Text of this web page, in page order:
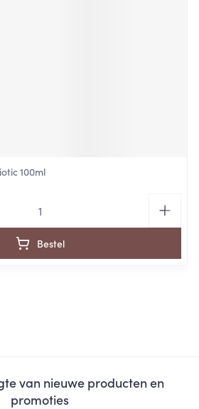
100ml
Bestel
van nieuwe producten en
promoties